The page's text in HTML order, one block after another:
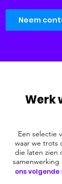
Neem
Werk
Een selectie
waar we trots
die laten zien
ons